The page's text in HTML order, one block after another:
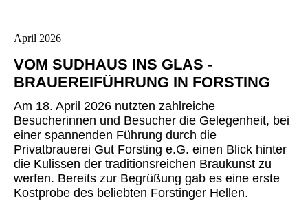
April 2026
VOM SUDHAUS INS GLAS -
BRAUEREIFÜHRUNG IN FORSTING
Am 18. April 2026 nutzten zahlreiche
Besucherinnen und Besucher die Gelegenheit, bei
einer spannenden Führung durch die
Privatbrauerei Gut Forsting e.G. einen Blick hinter
die Kulissen der traditionsreichen Braukunst zu
werfen. Bereits zur Begrüßung gab es eine erste
Kostprobe des beliebten Forstinger Hellen.